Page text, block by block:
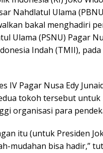
Nahdlatul Ulama
bakal menghadiri
Ulama (PSNU) Pagar
Indah (TMII),
IV Pagar Nusa Edy
tokoh tersebut untuk
organisasi para
itu (untuk Presiden
mudahan bisa hadir,”